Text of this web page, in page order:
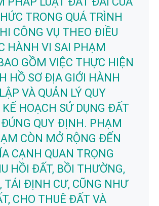
TRONG QUÁ TRÌNH
CÔNG VỤ THEO ĐIỀU
HÀNH VI SAI PHẠM
GỒM VIỆC THỰC HIỆN
HỒ SƠ ĐỊA GIỚI HÀNH
VÀ QUẢN LÝ QUY
KẾ HOẠCH SỬ DỤNG ĐẤT
QUY ĐỊNH. PHẠM
CÒN MỞ RỘNG ĐẾN
CẠNH QUAN TRỌNG
HỒI ĐẤT, BỒI THƯỜNG,
TÁI ĐỊNH CƯ, CŨNG NHƯ
CHO THUÊ ĐẤT VÀ